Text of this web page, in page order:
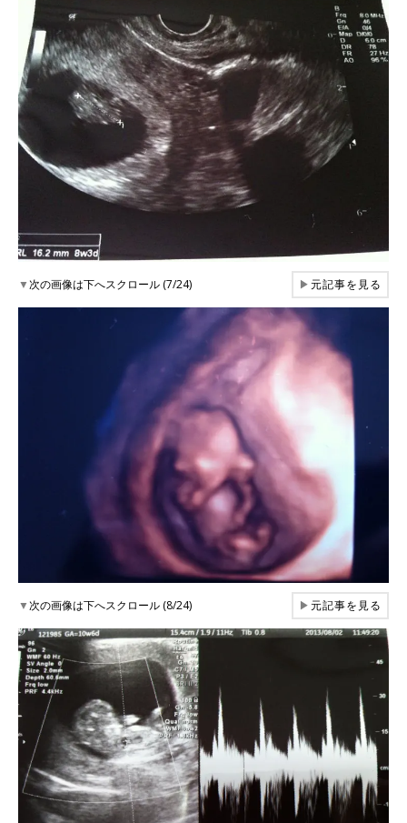
▼次の画像は下へスクロール (7/24) ▶元記事を見る
▼次の画像は下へスクロール (8/24) ▶元記事を見る